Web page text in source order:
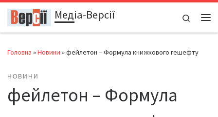
Перейти до вмістуМедіа-Версії
Search
Головна »Новини »фейлетон – Формула книжкового гешефту
НОВИНИ
фейлетон – Формула